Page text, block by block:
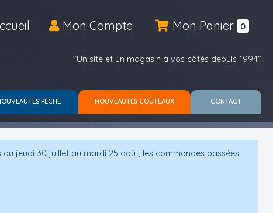
Mon Compte Mon Panier 0
"Un site et un magasin à vos côtés depuis 1994"
PÊCHE NOUVEAUTÉS COUTEAUX CONTACT
jeudi 30 juillet au mardi 25 août, les commandes passées